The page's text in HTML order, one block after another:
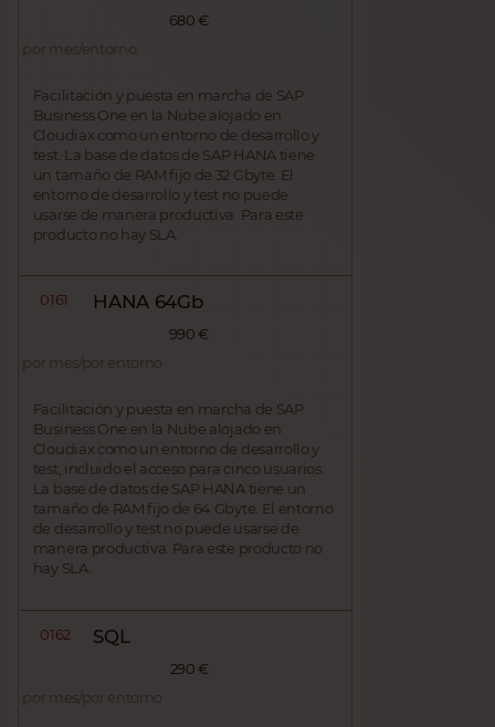
680 €
por mes/entorno
Facilitación y puesta en marcha de SAP
Business One en la Nube alojado en
Cloudiax como un entorno de desarrollo y
test. La base de datos de SAP HANA tiene
un tamaño de RAM fijo de 32 Gbyte. El
entorno de desarrollo y test no puede
usarse de manera productiva. Para este
producto no hay SLA.
0161 HANA 64Gb
990 €
por mes/por entorno
Facilitación y puesta en marcha de SAP
Business One en la Nube alojado en
Cloudiax como un entorno de desarrollo y
test, incluido el acceso para cinco usuarios.
La base de datos de SAP HANA tiene un
tamaño de RAM fijo de 64 Gbyte. El entorno
de desarrollo y test no puede usarse de
manera productiva. Para este producto no
hay SLA.
0162 SQL
290 €
por mes/por entorno